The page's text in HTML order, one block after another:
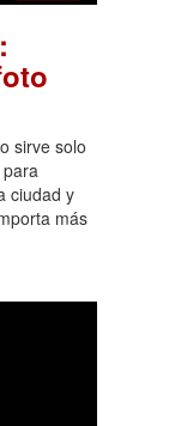
sirve solo
ciudad y
más